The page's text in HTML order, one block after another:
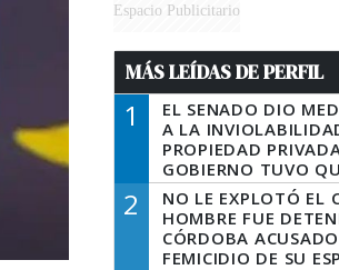
Espacio Publicitario
MÁS LEÍDAS DE PERFIL
1
EL SENADO DIO
A LA
PROPIEDAD
GOBIERNO TUVO
LA LEY DEL MANEJO
2
NO LE EXPLOTÓ EL
HOMBRE FUE
CÓRDOBA
FEMICIDIO DE SU